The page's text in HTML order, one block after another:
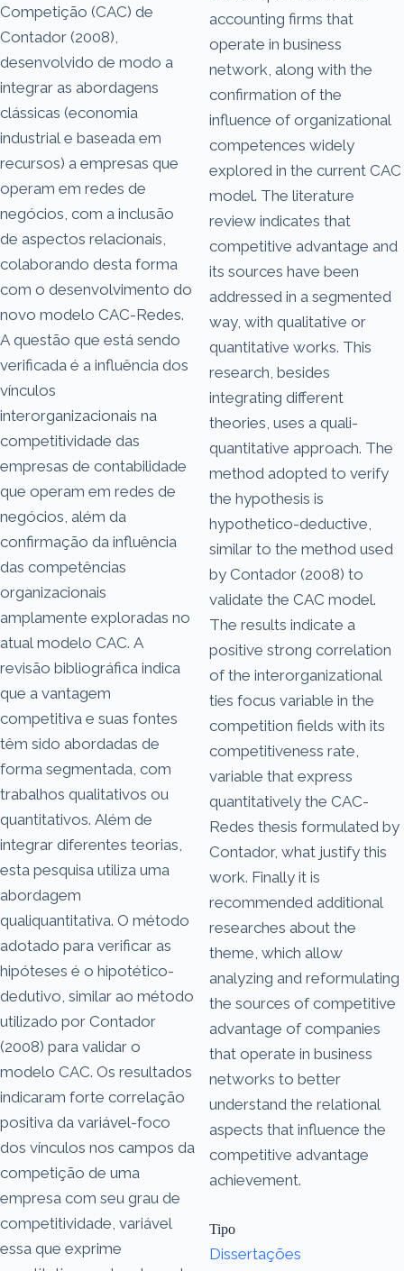
Competição (CAC) de
Contador (2008),
desenvolvido de modo a
integrar as abordagens
clássicas (economia
industrial e baseada em
recursos) a empresas que
operam em redes de
negócios, com a inclusão
de aspectos relacionais,
colaborando desta forma
com o desenvolvimento do
novo modelo CAC-Redes.
A questão que está sendo
verificada é a influência dos
vínculos
interorganizacionais na
competitividade das
empresas de contabilidade
que operam em redes de
negócios, além da
confirmação da influência
das competências
organizacionais
amplamente exploradas no
atual modelo CAC. A
revisão bibliográfica indica
que a vantagem
competitiva e suas fontes
têm sido abordadas de
forma segmentada, com
trabalhos qualitativos ou
quantitativos. Além de
integrar diferentes teorias,
esta pesquisa utiliza uma
abordagem
qualiquantitativa. O método
adotado para verificar as
hipóteses é o hipotético-
dedutivo, similar ao método
utilizado por Contador
(2008) para validar o
modelo CAC. Os resultados
indicaram forte correlação
positiva da variável-foco
dos vínculos nos campos da
competição de uma
empresa com seu grau de
competitividade, variável
essa que exprime
accounting firms that
operate in business
network, along with the
confirmation of the
influence of organizational
competences widely
explored in the current CAC
model. The literature
review indicates that
competitive advantage and
its sources have been
addressed in a segmented
way, with qualitative or
quantitative works. This
research, besides
integrating different
theories, uses a quali-
quantitative approach. The
method adopted to verify
the hypothesis is
hypothetico-deductive,
similar to the method used
by Contador (2008) to
validate the CAC model.
The results indicate a
positive strong correlation
of the interorganizational
ties focus variable in the
competition fields with its
competitiveness rate,
variable that express
quantitatively the CAC-
Redes thesis formulated by
Contador, what justify this
work. Finally it is
recommended additional
researches about the
theme, which allow
analyzing and reformulating
the sources of competitive
advantage of companies
that operate in business
networks to better
understand the relational
aspects that influence the
competitive advantage
achievement.
Tipo
Dissertações